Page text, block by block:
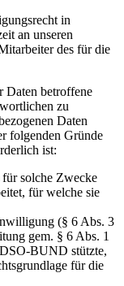
in
an unseren
des für die
Daten betroffene
zu
Daten
folgenden Gründe
ist:
solche Zwecke
für welche sie
(§ 6 Abs. 3
gem. § 6 Abs. 1
BUND stützte,
für die